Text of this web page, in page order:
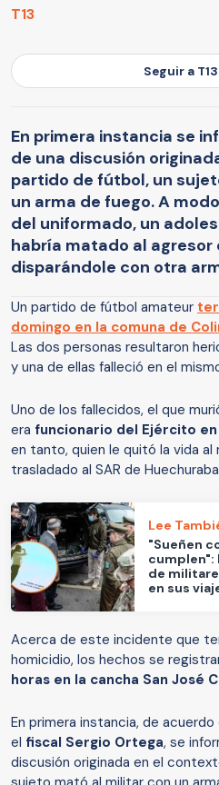
T13
Seguir a
En primera instancia se
de una discusión
partido de fútbol, un
un arma de fuego. A
del uniformado, un
habría matado al agresor
disparándole con otra
Un partido de fútbol amateur
domingo en la comuna de
Las dos personas resultaron
y una de ellas falleció en el
Uno de los fallecidos, el que
era funcionario del Ejército
en tanto, quien le quitó la vida
trasladado al SAR de
Lee
"Sueñen
cumplen":
de
en sus
Acerca de este incidente que
homicidio, los hechos se
horas en la cancha San José
En primera instancia, de
el fiscal Sergio Ortega, se
discusión originada en el